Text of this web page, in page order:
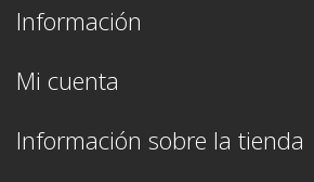
Información
Mi cuenta
Información sobre la tienda